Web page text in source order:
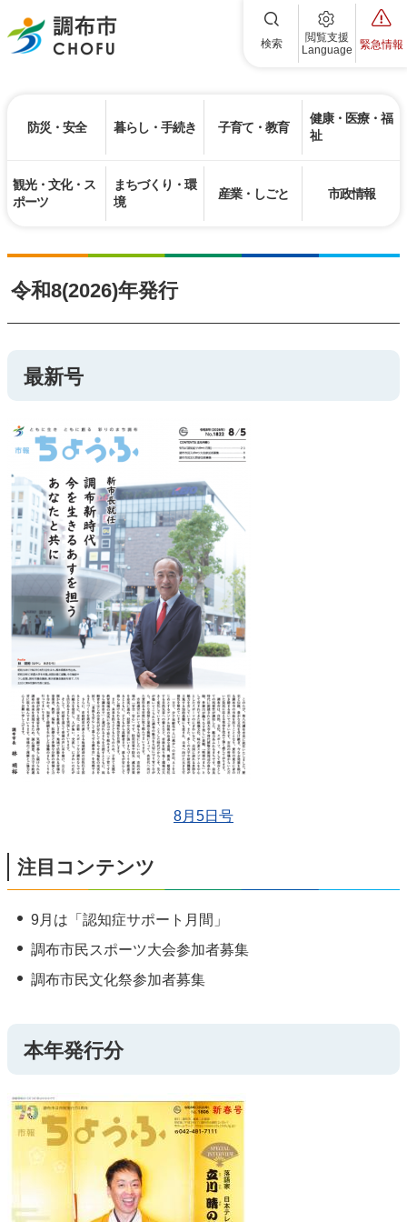
調布市 検索
閲覧支援
Language
緊急情報
防災・安全 暮らし・手続き 子育て・教育
健康・医療・福
祉
観光・文化・ス
ポーツ
まちづくり・環
境
産業・しごと 市政情報
令和8(2026)年発行
最新号
8月5日号
注目コンテンツ
9月は「認知症サポート月間」
調布市民スポーツ大会参加者募集
調布市民文化祭参加者募集
本年発行分